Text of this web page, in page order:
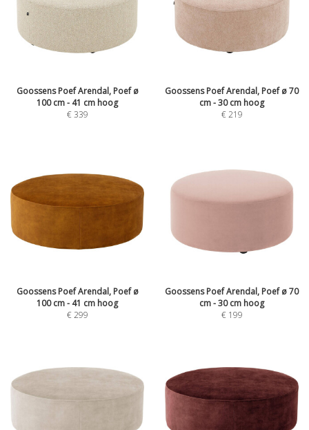
Goossens Poef Arendal, Poef ø
100 cm - 41 cm hoog
€339
Goossens Poef Arendal, Poef ø 70
cm - 30 cm hoog
€219
Goossens Poef Arendal, Poef ø
100 cm - 41 cm hoog
€299
Goossens Poef Arendal, Poef ø 70
cm - 30 cm hoog
€ 199